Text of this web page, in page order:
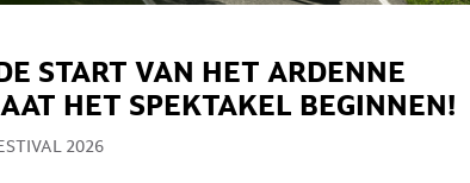
START VAN HET ARDENNE
HET SPEKTAKEL BEGINNEN!
2026